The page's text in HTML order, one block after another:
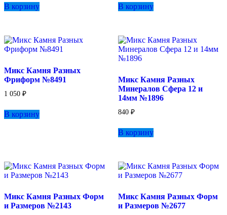
В корзину В корзину
Микс Камня Разных
Фриформ №8491
1 050 ₽
В корзину
Микс Камня Разных
Минералов Сфера 12 и
14мм №1896
840 ₽
В корзину
Микс Камня Разных Форм
и Размеров №2143
Микс Камня Разных Форм
и Размеров №2677